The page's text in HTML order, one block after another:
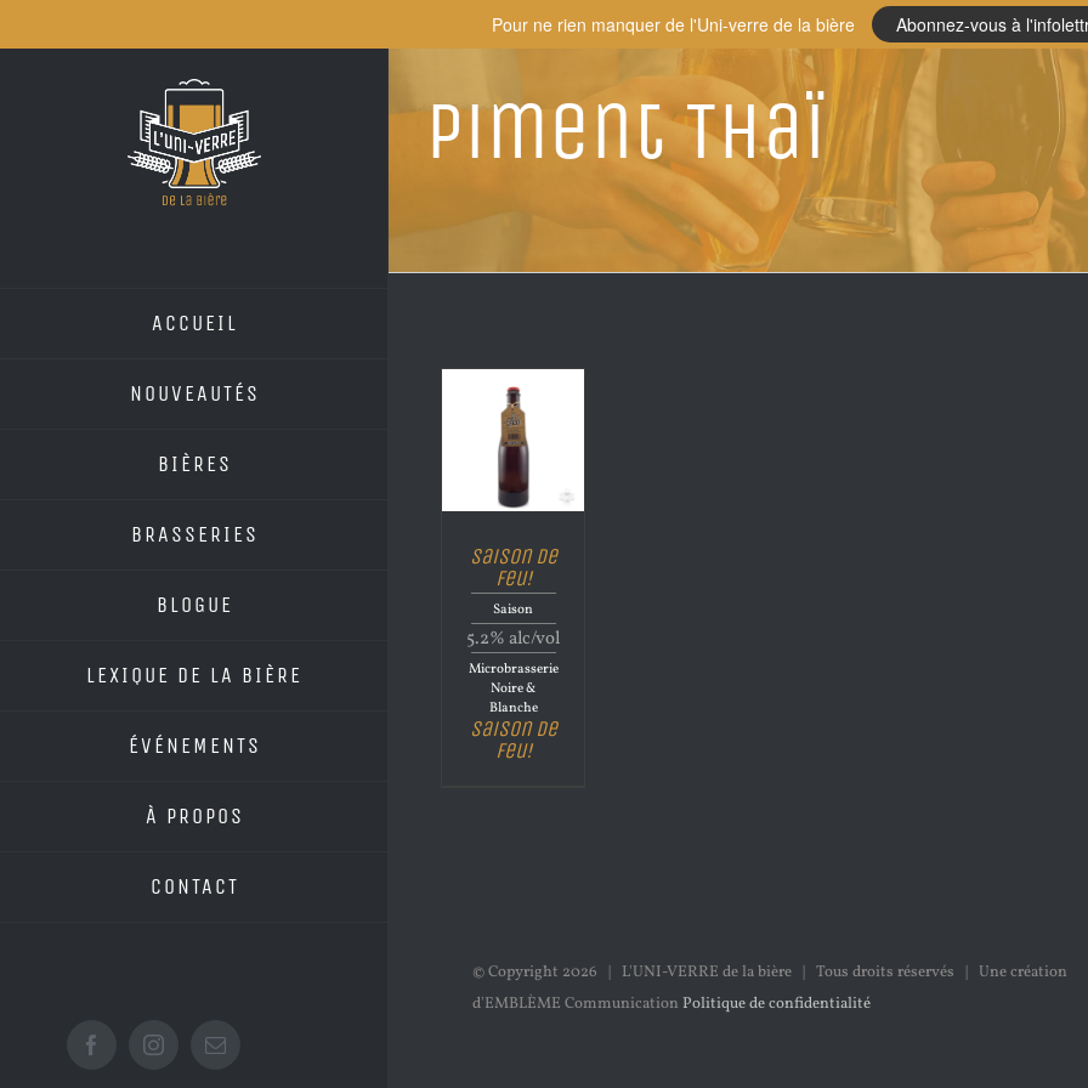
to
ACCUEIL
NOUVEAUTÉS
BIÈRES
BRASSERIES
BLOGUE
LEXIQUE DE LA BIÈRE
ÉVÉNEMENTS
À PROPOS
CONTACT
FacebookInstagramEmail
Piment Thaï
Saison de
Feu!
Saison
5.2% alc/vol
Microbrasserie
Noire &
Blanche
Saison de
Feu!
© Copyright 2026 | L'UNI-VERRE de la bière | Tous droits réservés | Une création
d'EMBLÈME Communication Politique de confidentialité
Pour ne rien manquer de l'Uni-verre de la bière Abonnez-vous à